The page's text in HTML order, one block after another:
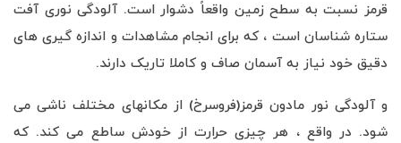
قرمز نسبت به سطح زمین واقعاً دشوار است. آلودگی نوری آفت
ستاره شناسان است ، که برای انجام مشاهدات و اندازه گیری های
دقیق خود نیاز به آسمان صاف و کاملا تاریک دارند.
و آلودگی نور مادون قرمز(فروسرخ) از مکانهای مختلف ناشی می
شود. در واقع ، هر چیزی حرارت از خودش ساطع می کند. که